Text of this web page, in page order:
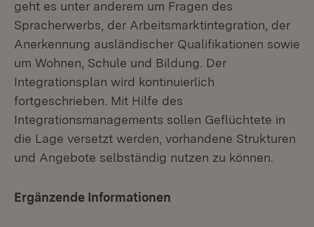
geht es unter anderem um Fragen des
Spracherwerbs, der Arbeitsmarktintegration, der
Anerkennung ausländischer Qualifikationen sowie
um Wohnen, Schule und Bildung. Der
Integrationsplan wird kontinuierlich
fortgeschrieben. Mit Hilfe des
Integrationsmanagements sollen Geflüchtete in
die Lage versetzt werden, vorhandene Strukturen
und Angebote selbständig nutzen zu können.
Ergänzende Informationen